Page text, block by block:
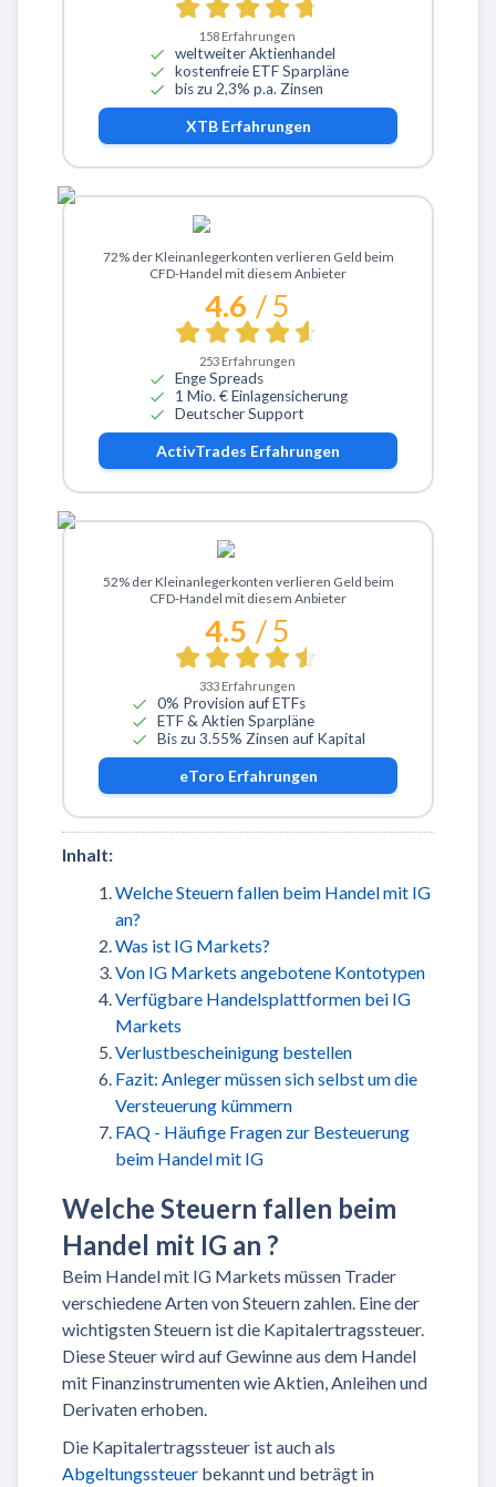
158 Erfahrungen
weltweiter Aktienhandel
kostenfreie ETF Sparpläne
bis zu 2,3% p.a. Zinsen
XTBErfahrungen
Zu ActivTrades
72% der Kleinanlegerkonten verlieren Geld beim
CFD-Handel mit diesem Anbieter
4.6 / 5
253 Erfahrungen
Enge Spreads
1 Mio. € Einlagensicherung
Deutscher Support
ActivTrades Erfahrungen
Zu eToro
52% der Kleinanlegerkonten verlieren Geld beim
CFD-Handel mit diesem Anbieter
4.5 / 5
333 Erfahrungen
0% Provision auf ETFs
ETF & Aktien Sparpläne
Bis zu 3.55% Zinsen auf Kapital
eToro Erfahrungen
Inhalt:
Welche Steuern fallen beim Handel mit IG
an?
Was ist IG Markets?
Von IG Markets angebotene Kontotypen
Verfügbare Handelsplattformen bei IG
Markets
Verlustbescheinigung bestellen
Fazit: Anleger müssen sich selbst um die
Versteuerung kümmern
FAQ - Häufige Fragen zur Besteuerung
beim Handel mit IG
Welche Steuern fallen beim
Handel mit IG an ?
Beim Handel mit IG Markets müssen Trader
verschiedene Arten von Steuern zahlen. Eine der
wichtigsten Steuern ist die Kapitalertragssteuer.
Diese Steuer wird auf Gewinne aus dem Handel
mit Finanzinstrumenten wie Aktien, Anleihen und
Derivaten erhoben.
Die Kapitalertragssteuer ist auch als
Abgeltungssteuer bekannt und beträgt in